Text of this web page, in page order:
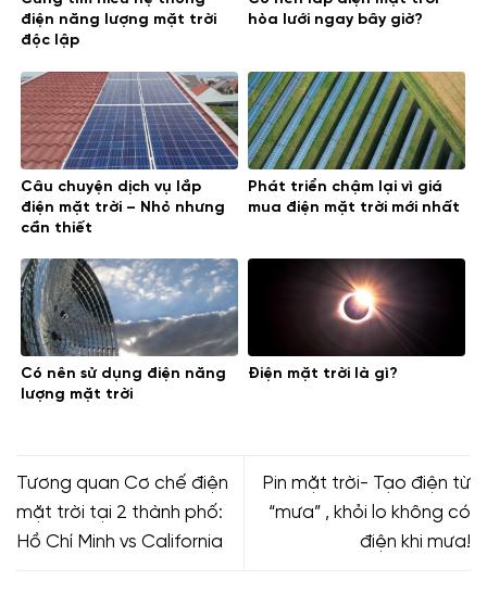
điện năng lượng mặt trời
độc lập
hòa lưới ngay bây giờ?
Câu chuyện dịch vụ lắp
điện mặt trời – Nhỏ nhưng
cần thiết
Phát triển chậm lại vì giá
mua điện mặt trời mới nhất
Có nên sử dụng điện năng
lượng mặt trời
Điện mặt trời là gì?
Tương quan Cơ chế điện
mặt trời tại 2 thành phố:
Hồ Chí Minh vs California
Pin mặt trời- Tạo điện từ
“mưa” , khỏi lo không có
điện khi mưa!